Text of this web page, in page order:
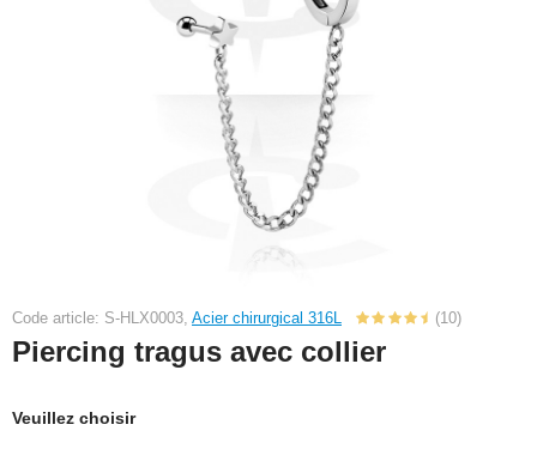
Code article: S-HLX0003, Acier chirurgical 316L (10)
Piercing tragus avec collier
Veuillez choisir